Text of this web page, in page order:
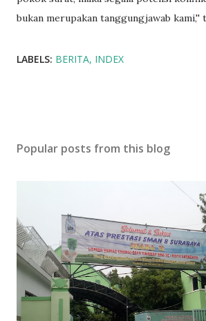
bukan merupakan tanggungjawab kami,''
LABELS: BERITA INDEX
Popular posts from this blog